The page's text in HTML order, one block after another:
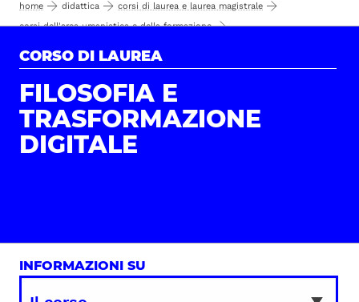
home didattica
corsi di laurea e laurea magistrale
corsi dell'area umanistica e della formazione
filosofia e trasformazione digitale il corso qualità della formazione
CORSO DI LAUREA
FILOSOFIA E
TRASFORMAZIONE
DIGITALE
INFORMAZIONI SU